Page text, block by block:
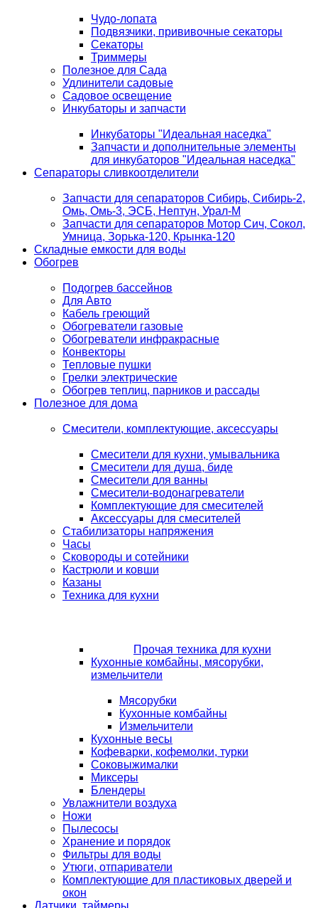
Чудо-лопата
Подвязчики, прививочные секаторы
Секаторы
Триммеры
Полезное для Сада
Удлинители садовые
Садовое освещение
Инкубаторы и запчасти
Инкубаторы "Идеальная наседка"
Запчасти и дополнительные элементы
для инкубаторов "Идеальная наседка"
Сепараторы сливкоотделители
Запчасти для сепараторов Сибирь, Сибирь-2,
Омь, Омь-3, ЭСБ, Нептун, Урал-М
Запчасти для сепараторов Мотор Сич, Сокол,
Умница, Зорька-120, Крынка-120
Складные емкости для воды
Обогрев
Подогрев бассейнов
Для Авто
Кабель греющий
Обогреватели газовые
Обогреватели инфракрасные
Конвекторы
Тепловые пушки
Грелки электрические
Обогрев теплиц, парников и рассады
Полезное для дома
Смесители, комплектующие, аксессуары
Смесители для кухни, умывальника
Смесители для душа, биде
Смесители для ванны
Смесители-водонагреватели
Комплектующие для смесителей
Аксессуары для смесителей
Стабилизаторы напряжения
Часы
Сковороды и сотейники
Кастрюли и ковши
Казаны
Техника для кухни
Прочая техника для кухни
Кухонные комбайны, мясорубки,
измельчители
Мясорубки
Кухонные комбайны
Измельчители
Кухонные весы
Кофеварки, кофемолки, турки
Соковыжималки
Миксеры
Блендеры
Увлажнители воздуха
Ножи
Пылесосы
Хранение и порядок
Фильтры для воды
Утюги, отпариватели
Комплектующие для пластиковых дверей и
окон
Датчики, таймеры